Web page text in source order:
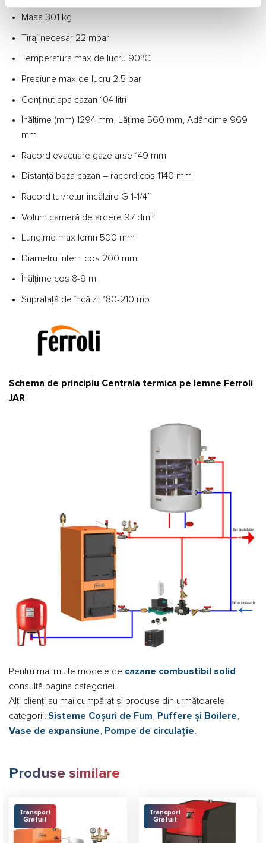
Masa 301 kg
Tiraj necesar 22 mbar
Temperatura max de lucru 90ºC
Presiune max de lucru 2.5 bar
Conţinut apa cazan 104 litri
Înălţime (mm) 1294 mm, Lăţime 560 mm, Adâncime 969
mm
Racord evacuare gaze arse 149 mm
Distanță baza cazan – racord coș 1140 mm
Racord tur/retur încălzire G 1-1/4”
Volum cameră de ardere 97 dm³
Lungime max lemn 500 mm
Diametru intern cos 200 mm
Înălţime cos 8-9 m
Suprafaţă de încălzit 180-210 mp.
Schema de principiu Centrala termica pe lemne Ferroli
JAR
Pentru mai multe modele de cazane combustibil solid
consultă pagina categoriei.
Alți clienți au mai cumpărat și produse din următoarele
categorii: Sisteme Coșuri de Fum Puffere și Boilere
Vase de expansiune
Pompe de circulație
Produse similare
Transport
Gratuit
Transport
Gratuit